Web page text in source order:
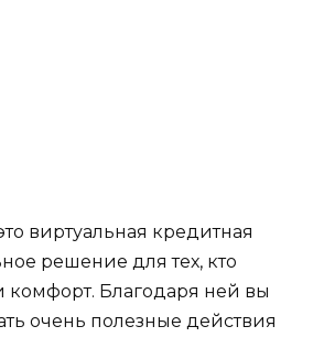
виртуальная кредитная
решение для тех, кто
комфорт. Благодаря ней вы
очень полезные действия